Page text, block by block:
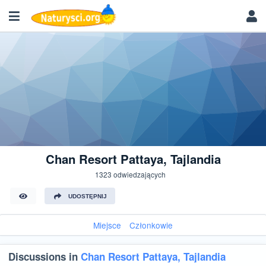
Chan Resort Pattaya, Tajlandia
1323 odwiedzających
UDOSTĘPNIJ
Miejsce Członkowie
Discussions in Chan Resort Pattaya, Tajlandia